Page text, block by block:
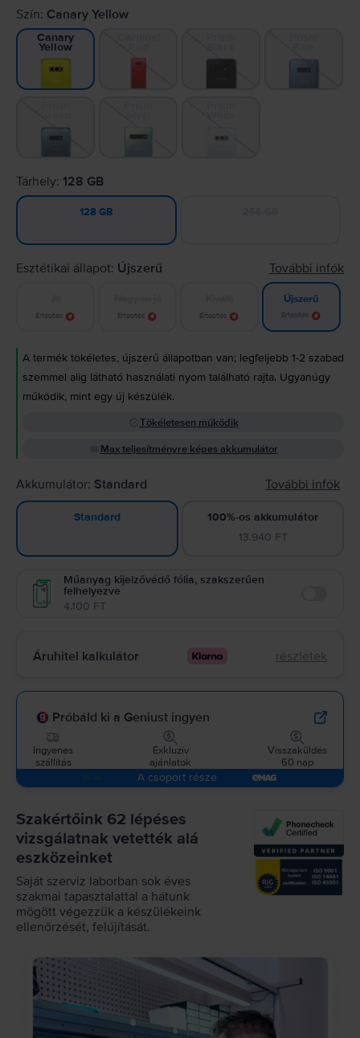
Szín: Canary Yellow
Canary
Yellow
Tárhely: 128 GB
128 GB
Esztétikai állapot: Újszerű További infók
Értesítés Értesítés Értesítés
Újszerű
Értesítés
A termék tökéletes, újszerű állapotban van; legfeljebb 1-2 szabad
szemmel alig látható használati nyom található rajta. Ugyanúgy
működik, mint egy új készülék.
Tökéletesen működik
Max teljesítményre képes akkumulátor
Akkumulátor: Standard További infók
Standard
100%-os akkumulátor
13.940 FT
Műanyag kijelzővédő fólia, szakszerűen
felhelyezve
4.100 FT
Áruhitel kalkulátor részletek
Próbáld ki a Geniust ingyen
Ingyenes
szállítás
Exkluzív
ajánlatok
Visszaküldés
60 nap
A csoport része
Szakértőink 62 lépéses
vizsgálatnak vetették alá
eszközeinket
Saját szerviz laborban sok éves
szakmai tapasztalattal a hátunk
mögött végezzük a készülékeink
ellenőrzését, felújítását.